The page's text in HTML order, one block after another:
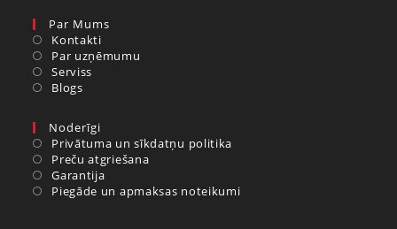
Par Mums
Kontakti
Par uzņēmumu
Serviss
Blogs
Noderīgi
Privātuma un sīkdatņu politika
Preču atgriešana
Garantija
Piegāde un apmaksas noteikumi